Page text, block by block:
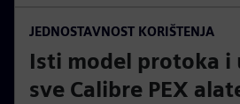
JEDNOSTAVNOST KORIŠTENJA
Isti model protoka i
sve Calibre PEX